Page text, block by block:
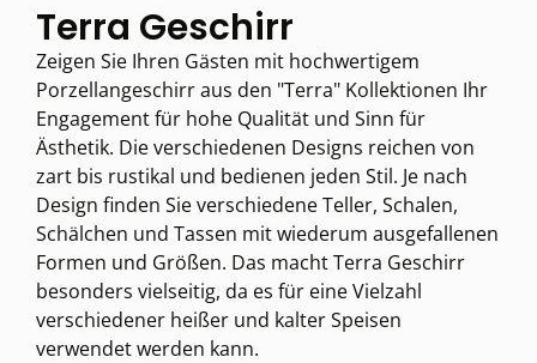
Terra Geschirr
Zeigen Sie Ihren Gästen mit hochwertigem
Porzellangeschirr aus den "Terra" Kollektionen Ihr
Engagement für hohe Qualität und Sinn für
Ästhetik. Die verschiedenen Designs reichen von
zart bis rustikal und bedienen jeden Stil. Je nach
Design finden Sie verschiedene Teller, Schalen,
Schälchen und Tassen mit wiederum ausgefallenen
Formen und Größen. Das macht Terra Geschirr
besonders vielseitig, da es für eine Vielzahl
verschiedener heißer und kalter Speisen
verwendet werden kann.